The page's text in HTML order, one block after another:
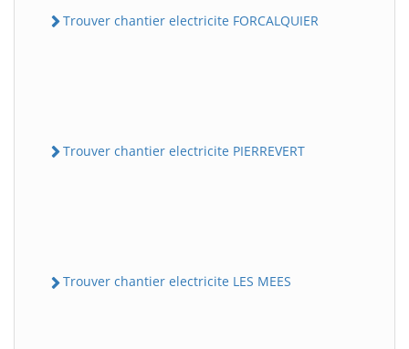
Trouver chantier electricite FORCALQUIER
Trouver chantier electricite PIERREVERT
Trouver chantier electricite LES MEES